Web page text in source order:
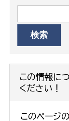
この情報に
ください！
このページ